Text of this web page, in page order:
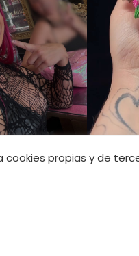
cookies propias y de